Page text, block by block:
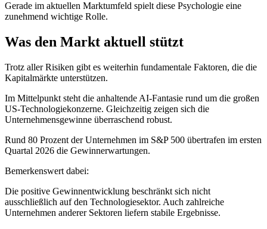
Gerade im aktuellen Marktumfeld spielt diese Psychologie eine
zunehmend wichtige Rolle.
Was den Markt aktuell stützt
Trotz aller Risiken gibt es weiterhin fundamentale Faktoren, die die
Kapitalmärkte unterstützen.
Im Mittelpunkt steht die anhaltende AI-Fantasie rund um die großen
US-Technologiekonzerne. Gleichzeitig zeigen sich die
Unternehmensgewinne überraschend robust.
Rund 80 Prozent der Unternehmen im S&P 500 übertrafen im ersten
Quartal 2026 die Gewinnerwartungen.
Bemerkenswert dabei:
Die positive Gewinnentwicklung beschränkt sich nicht
ausschließlich auf den Technologiesektor. Auch zahlreiche
Unternehmen anderer Sektoren liefern stabile Ergebnisse.